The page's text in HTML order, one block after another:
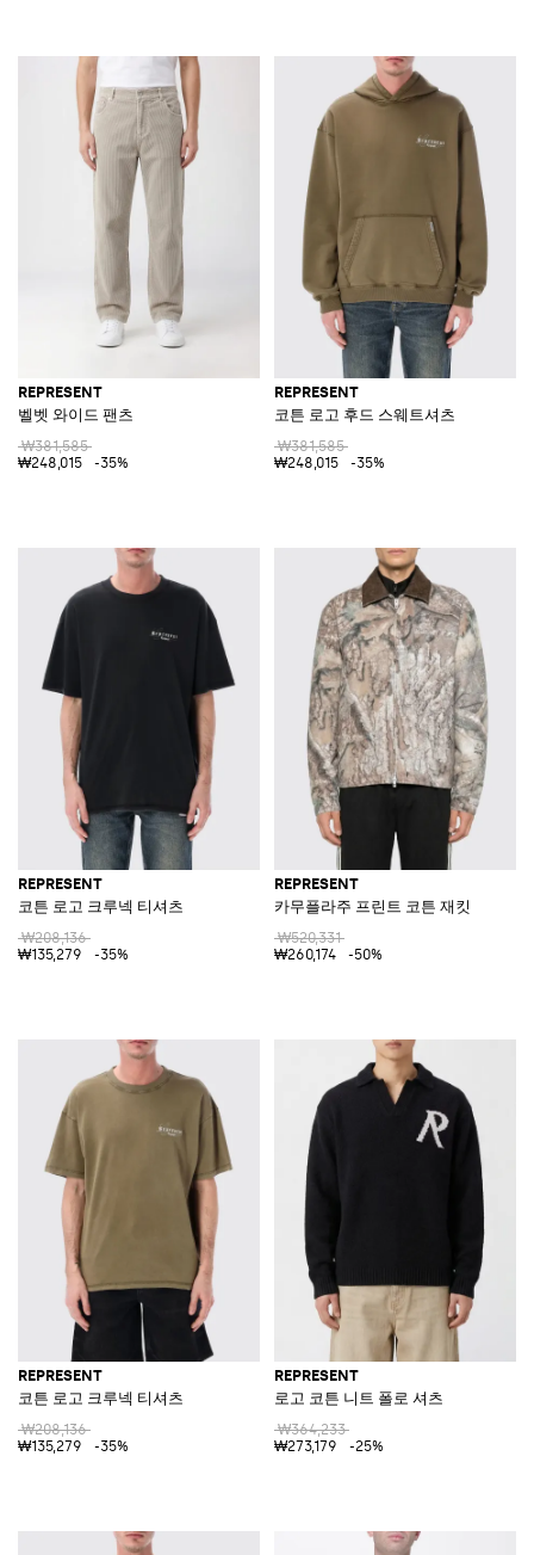
REPRESENT
벨벳 와이드 팬츠
₩381,585
₩248,015
-35%
REPRESENT
코튼 로고 후드 스웨트셔츠
₩381,585
₩248,015
-35%
REPRESENT
코튼 로고 크루넥 티셔츠
₩208,136
₩135,279
-35%
REPRESENT
카무플라주 프린트 코튼 재킷
₩520,331
₩260,174
-50%
REPRESENT
코튼 로고 크루넥 티셔츠
₩208,136
₩135,279
-35%
REPRESENT
로고 코튼 니트 폴로 셔츠
₩364,233
₩273,179
-25%